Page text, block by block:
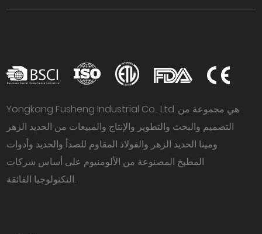
Yongkang Fusheng Industrial Co., Ltd. هي مجموعة من
التصميم والبحث والتطوير والإنتاج والمبيعات من الحديد الزهر
ومينا الحديد الزهر والفولاذ المقاوم للصدأ والحديد وأدوات
المطبخ المصنوعة من الألومنيوم على أساس شركات
التكنولوجيا الفائقة.